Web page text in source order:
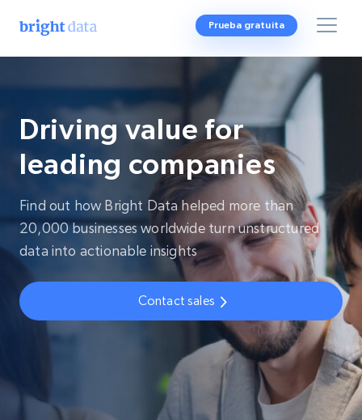
Prueba gratuita
Driving value for
leading companies
Find out how Bright Data helped more than
20,000 businesses worldwide turn unstructured
data into actionable insights
Contact sales